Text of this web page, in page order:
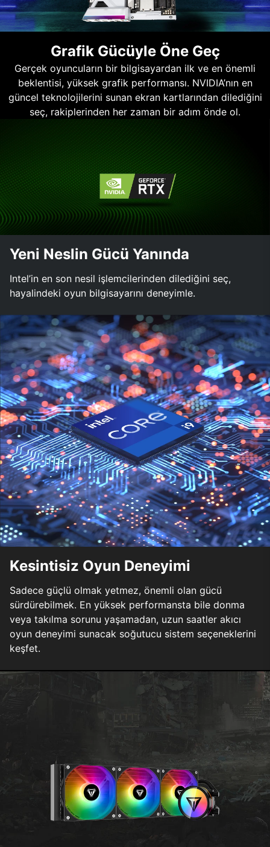
Grafik Gücüyle Öne Geç
Gerçek oyuncuların bir bilgisayardan ilk ve en önemli
beklentisi, yüksek grafik performansı. NVIDIA’nın en
güncel teknolojilerini sunan ekran kartlarından dilediğini
seç, rakiplerinden her zaman bir adım önde ol.
Yeni Neslin Gücü Yanında
Intel’in en son nesil işlemcilerinden dilediğini seç,
hayalindeki oyun bilgisayarını deneyimle.
Kesintisiz Oyun Deneyimi
Sadece güçlü olmak yetmez, önemli olan gücü
sürdürebilmek. En yüksek performansta bile donma
veya takılma sorunu yaşamadan, uzun saatler akıcı
oyun deneyimi sunacak soğutucu sistem seçeneklerini
keşfet.